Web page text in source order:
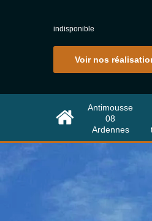
indisponible
Voir nos
Antimousse
08
Ardennes